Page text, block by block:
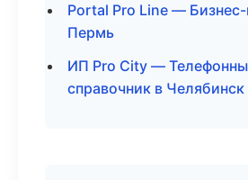
Portal Pro Line — Бизнес-
Пермь
ИП Pro City —
справочник в Челябинск